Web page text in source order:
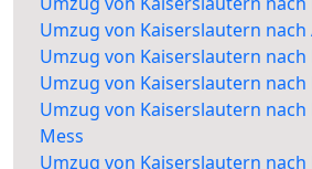
Umzug von Kaiserslautern nach
Umzug von Kaiserslautern
Umzug von Kaiserslautern
Umzug von Kaiserslautern
Mess
Umzug von Kaiserslautern nach